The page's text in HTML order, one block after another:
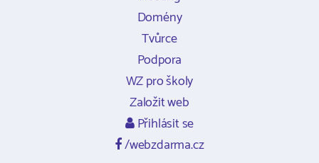
Domény
Tvůrce
Podpora
WZ pro školy
Založit web
Přihlásit se
/webzdarma.cz